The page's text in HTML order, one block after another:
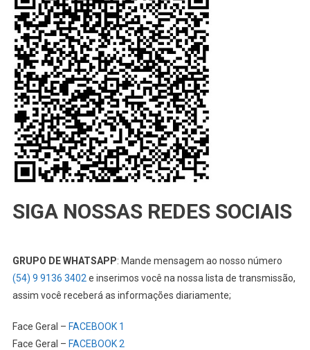
SIGA NOSSAS REDES SOCIAIS
GRUPO DE WHATSAPP: Mande mensagem ao nosso número
(54) 9 9136 3402 e inserimos você na nossa lista de transmissão,
assim você receberá as informações diariamente;
Face Geral – FACEBOOK 1
Face Geral – FACEBOOK 2